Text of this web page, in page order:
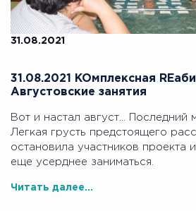
31.08.2021
31.08.2021 KOмплексная
Августовские занятия
Вот и настал август… Последний
Легкая грусть предстоящего
остановила участников проекта
еще усерднее заниматься.
Читать далее...